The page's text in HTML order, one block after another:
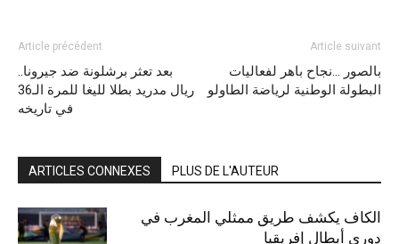
Article précédent
بعد تعثر برشلونة ضد جيرونا..
ريال مدريد بطلا لليغا للمرة الـ36
في تاريخه
Article suivant
بالصور …نجاح باهر لفعاليات
البطولة الوطنية لرياضة الطاولو
ARTICLES CONNEXES PLUS DE L'AUTEUR
الكاف يكشف طريق ممثلي المغرب في
دوري أبطال إفريقيا